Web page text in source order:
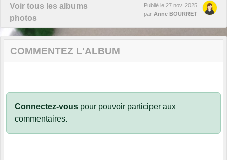
Voir tous les albums
photos
Publié le 27 nov. 2025
par Anne BOURRET
COMMENTEZ L'ALBUM
Connectez-vous pour pouvoir participer aux
commentaires.